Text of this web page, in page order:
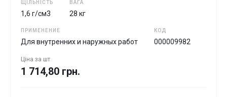
ЩІЛЬНІСТЬ
1,6 г/см3
ВАГА
28 кг
ПРИМЕНЕНИЕ
Для внутренних и наружных работ
КОД
000009982
Ціна за шт
1 714,80 грн.